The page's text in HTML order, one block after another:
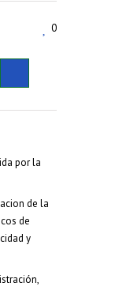
0
por la
de la
de
y